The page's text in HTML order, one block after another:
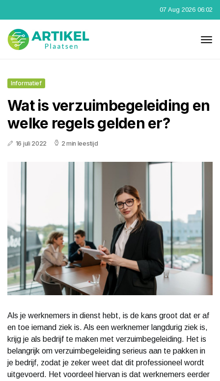
07 Aug 2026 06:02
Informatief
Wat is verzuimbegeleiding en
welke regels gelden er?
16 juli 2022 2 min leestijd
Als je werknemers in dienst hebt, is de kans groot dat er af
en toe iemand ziek is. Als een werknemer langdurig ziek is,
krijg je als bedrijf te maken met verzuimbegeleiding. Het is
belangrijk om verzuimbegeleiding serieus aan te pakken in
je bedrijf, zodat je zeker weet dat dit professioneel wordt
uitgevoerd. Het voordeel hiervan is dat werknemers eerder